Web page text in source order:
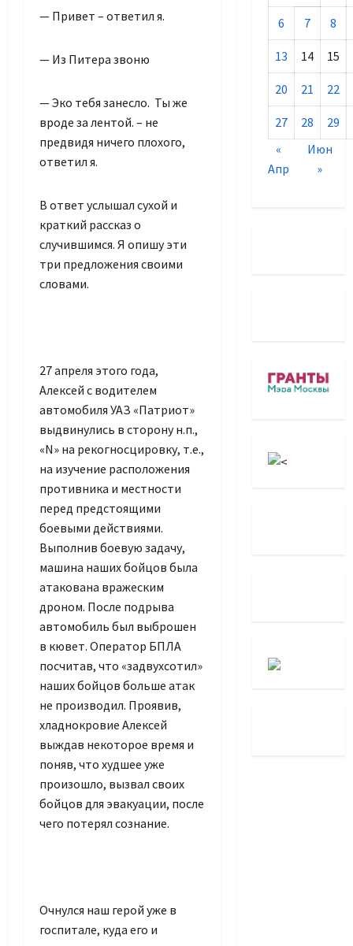
— Привет – ответил я.
— Из Питера звоню
— Эко тебя занесло. Ты же
вроде за лентой. – не
предвидя ничего плохого,
ответил я.
В ответ услышал сухой и
краткий рассказ о
случившимся. Я опишу эти
три предложения своими
словами.
27 апреля этого года,
Алексей с водителем
автомобиля УАЗ «Патриот»
выдвинулись в сторону н.п.,
«N» на рекогносцировку, т.е.,
на изучение расположения
противника и местности
перед предстоящими
боевыми действиями.
Выполнив боевую задачу,
машина наших бойцов была
атакована вражеским
дроном. После подрыва
автомобиль был выброшен
в кювет. Оператор БПЛА
посчитав, что «задвухсотил»
наших бойцов больше атак
не производил. Проявив,
хладнокровие Алексей
выждав некоторое время и
поняв, что худшее уже
произошло, вызвал своих
бойцов для эвакуации, после
чего потерял сознание.
Очнулся наш герой уже в
госпитале, куда его и
6 7 8
13 14 15
20 21 22
27 28 29
«
Апр
Июн
»